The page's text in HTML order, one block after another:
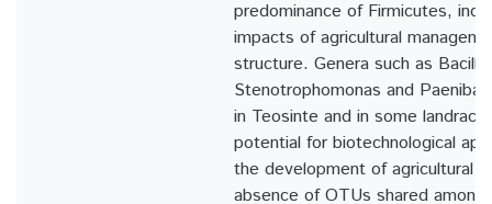
predominance of Firmicutes,
impacts of agricultural
structure. Genera such as
Stenotrophomonas and
in Teosinte and in some
potential for biotechnological
the development of agricultural
absence of OTUs shared